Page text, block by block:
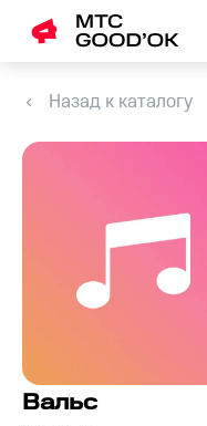
Назад к каталогу
Вальс